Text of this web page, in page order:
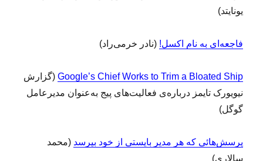
یونایتد)
فاجعه‌ای به نام اکسل! (نادر خرمی‌راد)
Google’s Chief Works to Trim a Bloated Ship (گزارش
نیویورک تایمز درباره‌ی فعالیت‌های پیج به‌عنوان مدیرعامل
گوگل)
پرسش‌هائی که هر مدیر بایستی از خود بپرسد (محمد
سالاری)